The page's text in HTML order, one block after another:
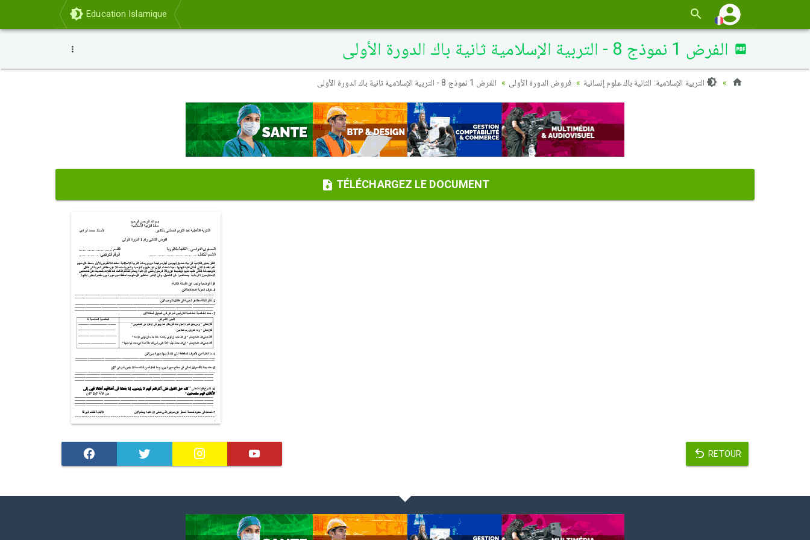
Education Islamique
الفرض 1 نموذج 8 - التربية الإسلامية ثانية باك الدورة الأولى
التربية الإسلامية: الثانية باك علوم إنسانية فروض الدورة الأولى الفرض 1 نموذج 8 - التربية الإسلامية ثانية باك الدورة الأولى
TÉLÉCHARGEZ LE DOCUMENT
RETOUR